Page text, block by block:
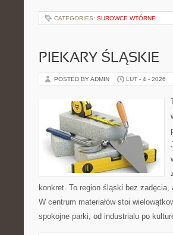
CATEGORIES: SUROWCE WTÓRNE
PIEKARY ŚLĄSKIE
POSTED BY ADMIN LUT - 4 - 2026
konkret. To region śląski bez
W centrum materiałów stoi
spokojne parki, od industrialu po